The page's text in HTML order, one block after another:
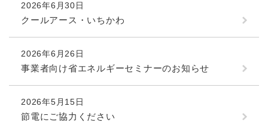
2026年6月30日
クールアース・いちかわ
2026年6月26日
事業者向け省エネルギーセミナーのお知らせ
2026年5月15日
節電にご協力ください